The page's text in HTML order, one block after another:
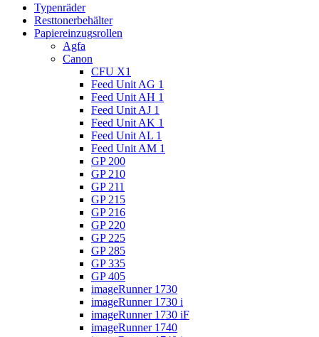
Typenräder
Resttonerbehälter
Papiereinzugsrollen
Agfa
Canon
CFU X1
Feed Unit AG 1
Feed Unit AH 1
Feed Unit AJ 1
Feed Unit AK 1
Feed Unit AL 1
Feed Unit AM 1
GP 200
GP 210
GP 211
GP 215
GP 216
GP 220
GP 225
GP 285
GP 335
GP 405
imageRunner 1730
imageRunner 1730 i
imageRunner 1730 iF
imageRunner 1740